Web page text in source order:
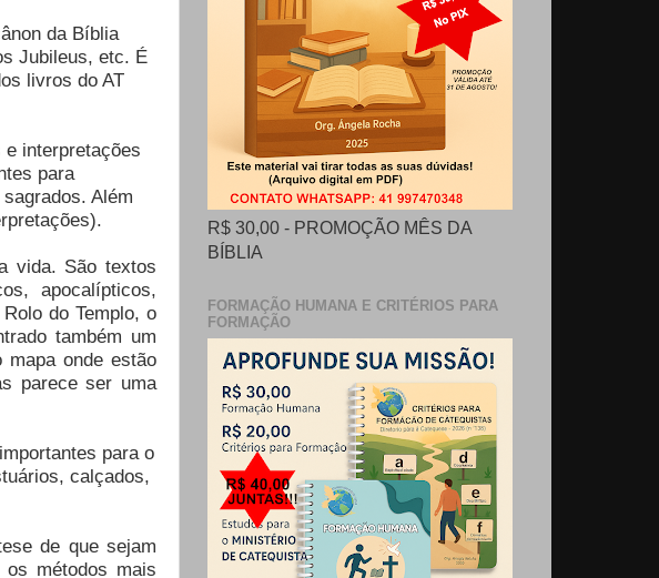
da Bíblia
Jubileus, etc. É
livros do AT
interpretações
para
Além
vida. São textos
apocalípticos,
do Templo, o
também um
onde estão
parece ser uma
para o
calçados,
de que sejam
métodos mais
R$ 30,00 - PROMOÇÃO MÊS DA
BÍBLIA
FORMAÇÃO HUMANA E CRITÉRIOS PARA
FORMAÇÃO